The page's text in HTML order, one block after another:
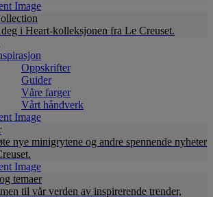
i Heart-kolleksjonen fra Le Creuset.
Oppskrifter
Guider
Våre farger
Vårt håndverk
nye minigrytene og andre spennende nyheter
temaer
til vår verden av inspirerende trender,